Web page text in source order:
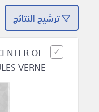
ترشيح النتائج
OF
VERNE.